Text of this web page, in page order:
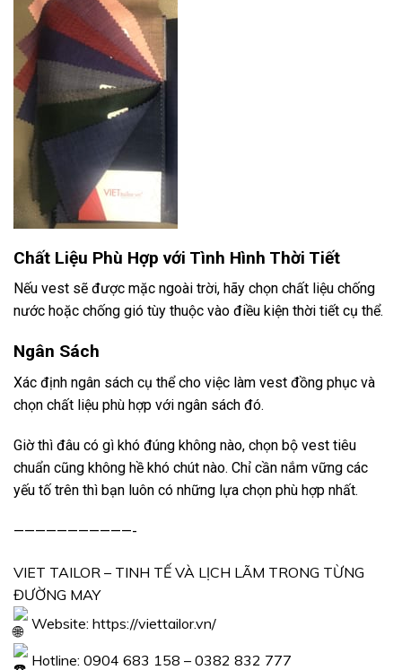
Chất Liệu Phù Hợp với Tình Hình Thời Tiết
Nếu vest sẽ được mặc ngoài trời, hãy chọn chất liệu chống
nước hoặc chống gió tùy thuộc vào điều kiện thời tiết cụ thể.
Ngân Sách
Xác định ngân sách cụ thể cho việc làm vest đồng phục và
chọn chất liệu phù hợp với ngân sách đó.
Giờ thì đâu có gì khó đúng không nào, chọn bộ vest tiêu
chuẩn cũng không hề khó chút nào. Chỉ cần nắm vững các
yếu tố trên thì bạn luôn có những lựa chọn phù hợp nhất.
———————————-
VIET TAILOR – TINH TẾ VÀ LỊCH LÃM TRONG TỪNG
ĐƯỜNG MAY
Website: https://viettailor.vn/
Hotline: 0904 683 158 – 0382 832 777